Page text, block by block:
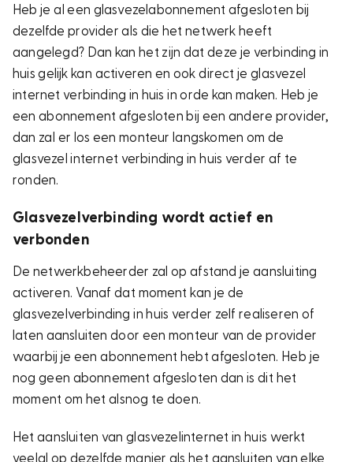
Heb je al een glasvezelabonnement afgesloten bij
dezelfde provider als die het netwerk heeft
aangelegd? Dan kan het zijn dat deze je verbinding in
huis gelijk kan activeren en ook direct je glasvezel
internet verbinding in huis in orde kan maken. Heb je
een abonnement afgesloten bij een andere provider,
dan zal er los een monteur langskomen om de
glasvezel internet verbinding in huis verder af te
ronden.
Glasvezelverbinding wordt actief en
verbonden
De netwerkbeheerder zal op afstand je aansluiting
activeren. Vanaf dat moment kan je de
glasvezelverbinding in huis verder zelf realiseren of
laten aansluiten door een monteur van de provider
waarbij je een abonnement hebt afgesloten. Heb je
nog geen abonnement afgesloten dan is dit het
moment om het alsnog te doen.
Het aansluiten van glasvezelinternet in huis werkt
veelal op dezelfde manier als het aansluiten van elke